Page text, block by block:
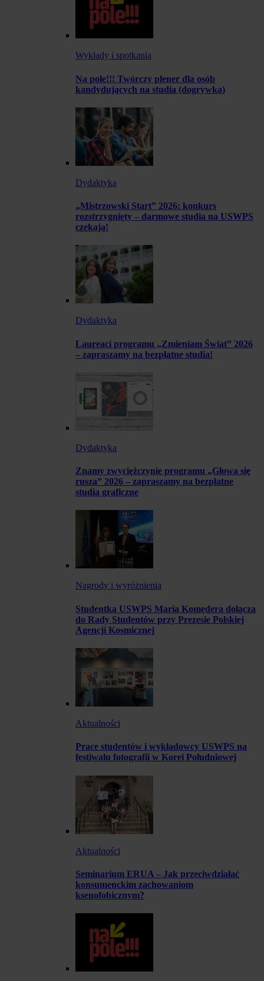
Wykłady i spotkania
Na pole!!! Twórczy plener dla osób
kandydujących na studia (dogrywka)
Dydaktyka
„Mistrzowski Start” 2026: konkurs
rozstrzygnięty – darmowe studia na USWPS
czekają!
Dydaktyka
Laureaci programu „Zmieniam Świat” 2026
– zapraszamy na bezpłatne studia!
Dydaktyka
Znamy zwyciężczynie programu „Głowa się
rusza” 2026 – zapraszamy na bezpłatne
studia graficzne
Nagrody i wyróżnienia
Studentka USWPS Maria Komędera dołącza
do Rady Studentów przy Prezesie Polskiej
Agencji Kosmicznej
Aktualności
Prace studentów i wykładowcy USWPS na
festiwalu fotografii w Korei Południowej
Aktualności
Seminarium ERUA – Jak przeciwdziałać
konsumenckim zachowaniom
ksenofobicznym?